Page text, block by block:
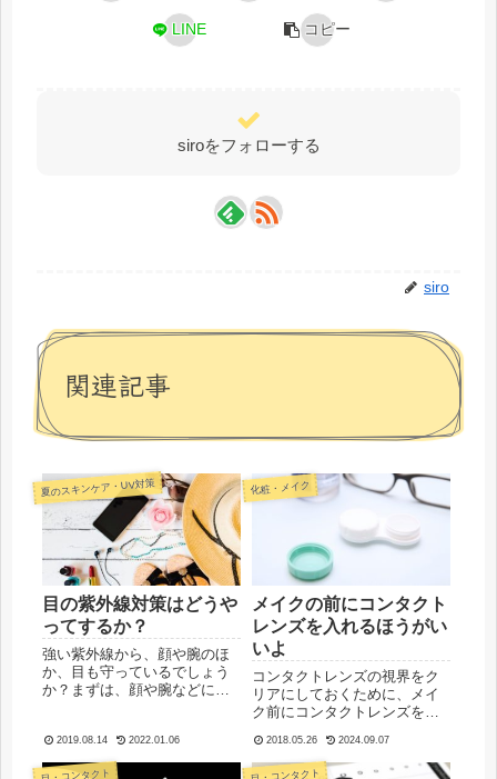
LINE コピー
siroをフォローする
siro
関連記事
夏のスキンケア・UV対策
目の紫外線対策はどうや
ってするか？
強い紫外線から、顔や腕のほ
か、目も守っているでしょう
か？まずは、顔や腕などに日
と思いますが、目の紫外線対
策もできるといいですね。目
2019.08.14 2022.01.06
化粧・メイク
メイクの前にコンタクト
レンズを入れるほうがい
いよ
コンタクトレンズの視界をク
リアにしておくために、メイ
ク前にコンタクトレンズを装
品に含まれている油分が、レ
ンズに付着してしまうのを防
2018.05.26 2024.09.07
目・コンタクト 目・コンタクト